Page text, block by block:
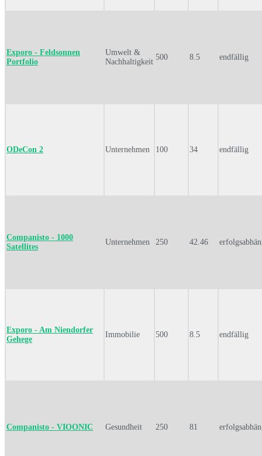
Exporo - Feldsonnen
Portfolio
Umwelt &
Nachhaltigkeit
500 8.5 endfällig
ODeCon 2 Unternehmen 100 34 endfällig
Companisto - 1000
Satellites
Unternehmen 250 42.46
Exporo - Am Niendorfer
Gehege
Immobilie 500 8.5 endfällig
Companisto - VIOONIC Gesundheit 250 81